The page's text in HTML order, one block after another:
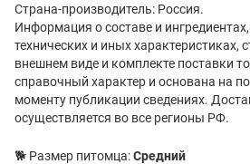
Страна-производитель: Россия.
Информация о составе и
технических и иных характеристиках,
внешнем виде и комплекте поставки
справочный характер и основана на
моменту публикации сведениях.
осуществляется во все регионы РФ.
🐕 Размер питомца:Средний